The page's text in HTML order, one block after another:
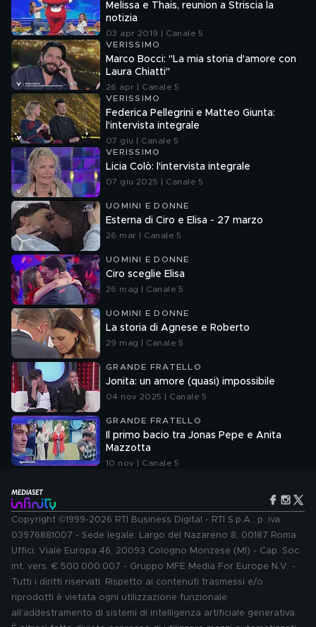
Melissa e Thais, reunion a Striscia la
notizia
03 apr 2019 | Canale 5
VERISSIMO
Marco Bocci: "La mia storia d'amore con
Laura Chiatti"
26 apr | Canale 5
VERISSIMO
Federica Pellegrini e Matteo Giunta:
l'intervista integrale
07 giu | Canale 5
VERISSIMO
Licia Colò: l'intervista integrale
07 giu 2025 | Canale 5
UOMINI E DONNE
Esterna di Ciro e Elisa - 27 marzo
26 mar | Canale 5
UOMINI E DONNE
Ciro sceglie Elisa
26 mag | Canale 5
UOMINI E DONNE
La storia di Agnese e Roberto
29 mag | Canale 5
GRANDE FRATELLO
Jonita: un amore (quasi) impossibile
04 nov 2025 | Canale 5
GRANDE FRATELLO
Il primo bacio tra Jonas Pepe e Anita
Mazzotta
10 nov | Canale 5
Copyright ©1999-2026 RTI Business Digital - RTI S.p.A.: p. iva
03976881007 - Sede legale: Largo del Nazareno 8, 00187 Roma.
Uffici: Viale Europa 46, 20093 Cologno Monzese (MI) - Cap. Soc.
int. vers. € 500.000.007 - Gruppo MFE Media For Europe N.V. -
Tutti i diritti riservati. Rispetto ai contenuti trasmessi e/o
riprodotti è vietata ogni utilizzazione funzionale
all'addestramento di sistemi di intelligenza artificiale generativa.